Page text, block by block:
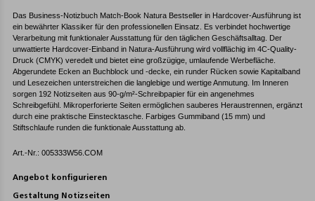
Das Business-Notizbuch Match-Book Natura Bestseller in Hardcover-Ausführung ist
ein bewährter Klassiker für den professionellen Einsatz. Es verbindet hochwertige
Verarbeitung mit funktionaler Ausstattung für den täglichen Geschäftsalltag. Der
unwattierte Hardcover-Einband in Natura-Ausführung wird vollflächig im 4C-Quality-
Druck (CMYK) veredelt und bietet eine großzügige, umlaufende Werbefläche.
Abgerundete Ecken an Buchblock und -decke, ein runder Rücken sowie Kapitalband
und Lesezeichen unterstreichen die langlebige und wertige Anmutung. Im Inneren
sorgen 192 Notizseiten aus 90-g/m²-Schreibpapier für ein angenehmes
Schreibgefühl. Mikroperforierte Seiten ermöglichen sauberes Heraustrennen, ergänzt
durch eine praktische Einstecktasche. Farbiges Gummiband (15 mm) und
Stiftschlaufe runden die funktionale Ausstattung ab.
Art.-Nr.: 005333W56.COM
Angebot konfigurieren
Gestaltung Notizseiten